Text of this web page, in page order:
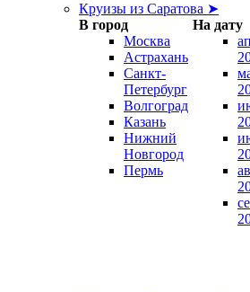
Круизы из Саратова ➤
В город
На дату
Москва
Астрахань
Санкт-
Петербург
Волгоград
Казань
Нижний
Новгород
Пермь